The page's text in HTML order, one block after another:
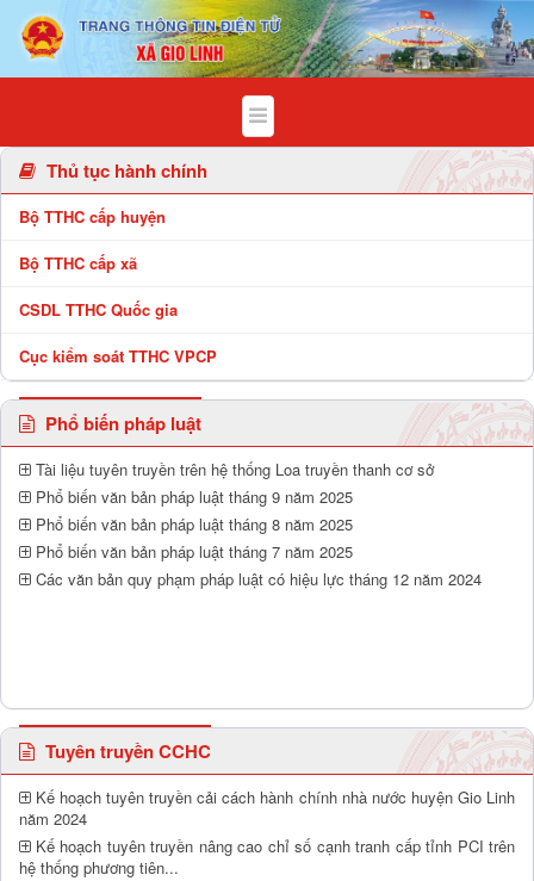
Chi tiết bài viết - Xã Gio Linh
Thủ tục hành chính
Bộ TTHC cấp huyện
Bộ TTHC cấp xã
CSDL TTHC Quốc gia
Cục kiểm soát TTHC VPCP
Phổ biến pháp luật
Tài liệu tuyên truyền trên hệ thống Loa truyền thanh cơ sở
Phổ biến văn bản pháp luật tháng 9 năm 2025
Phổ biến văn bản pháp luật tháng 8 năm 2025
Phổ biến văn bản pháp luật tháng 7 năm 2025
Các văn bản quy phạm pháp luật có hiệu lực tháng 12 năm 2024
Tuyên truyền CCHC
Kế hoạch tuyên truyền cải cách hành chính nhà nước huyện Gio Linh
năm 2024
Kế hoạch tuyên truyền nâng cao chỉ số cạnh tranh cấp tỉnh PCI trên
hệ thống phương tiên...